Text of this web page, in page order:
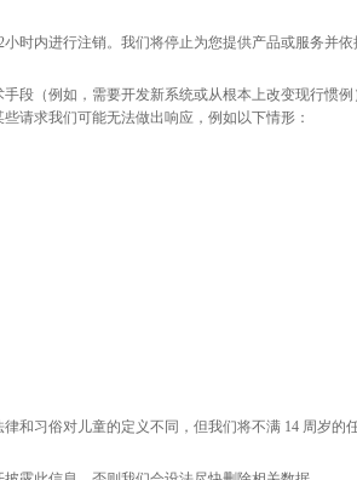
小时内进行注销。我们将停止为您提供产品或服务并
段（例如，需要开发新系统或从根本上改变现行惯例
请求我们可能无法做出响应，例如以下情形：
和习俗对儿童的定义不同，但我们将不满 14 周岁的